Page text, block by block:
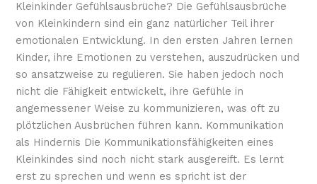
Kleinkinder Gefühlsausbrüche? Die Gefühlsausbrüche
von Kleinkindern sind ein ganz natürlicher Teil ihrer
emotionalen Entwicklung. In den ersten Jahren lernen
Kinder, ihre Emotionen zu verstehen, auszudrücken und
so ansatzweise zu regulieren. Sie haben jedoch noch
nicht die Fähigkeit entwickelt, ihre Gefühle in
angemessener Weise zu kommunizieren, was oft zu
plötzlichen Ausbrüchen führen kann. Kommunikation
als Hindernis Die Kommunikationsfähigkeiten eines
Kleinkindes sind noch nicht stark ausgereift. Es lernt
erst zu sprechen und wenn es spricht ist der